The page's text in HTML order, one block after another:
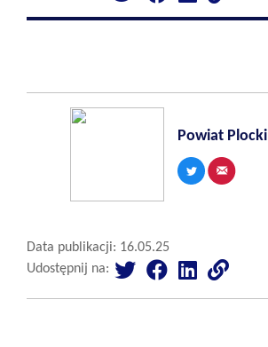
Powiat Plocki
Data publikacji: 16.05.25
Udostępnij na: